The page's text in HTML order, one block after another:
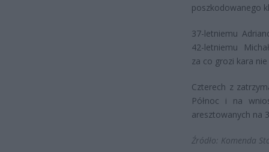
poszkodowanego
37-letniemu
42-letniemu
za co grozi kara
Czterech z
Północ i na
aresztowanych na
Źródło: Komenda